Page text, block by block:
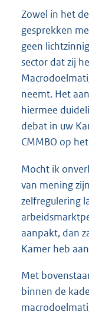
Zowel in het
gesprekken
geen
sector dat zij
neemt. Het
hiermee
debat in uw
CMMBO op
Mocht ik
van mening
zelfregulering
aanpakt, dan
Kamer heb
Met
binnen de